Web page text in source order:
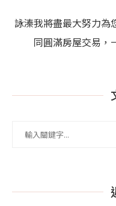
詠溱我將盡最大努力為
同圓滿房屋交易，